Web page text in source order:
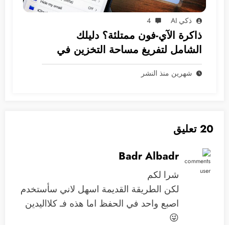
ذكي AI 4
ذاكرة الآي-فون ممتلئة؟ دليلك
الشامل لتفريغ مساحة التخزين في
نظام iOS
شهرين منذ النشر
20 تعليق
Badr Albadr
شرا لكم
لكن الطريقة القديمة اسهل لاني سأستخدم
اصبع واحد في الحفظ اما هذه فـ كلااليدين
😜